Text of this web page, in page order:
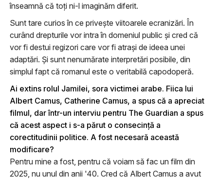
înseamnă că toţi ni-l imaginăm diferit.
Sunt tare curios în ce priveşte viitoarele ecranizări. În
curând drepturile vor intra în domeniul public şi cred că
vor fi destui regizori care vor fi atraşi de ideea unei
adaptări. Şi sunt nenumărate interpretări posibile, din
simplul fapt că romanul este o veritabilă capodoperă.
Ai extins rolul Jamilei, sora victimei arabe. Fiica lui
Albert Camus, Catherine Camus, a spus că a apreciat
filmul, dar într-un interviu pentru The Guardian a spus
că acest aspect i s-a părut o consecinţă a
corectitudinii politice. A fost necesară această
modificare?
Pentru mine a fost, pentru că voiam să fac un film din
2025, nu unul din anii '40. Cred că Albert Camus a avut